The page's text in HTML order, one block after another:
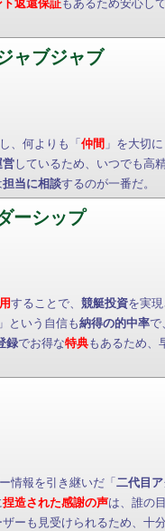
ト返還保証もあるため安心し
ャブジャブ
、何よりも「仲間 」を大切
営しているため、いつでも高
担当に相談するのが一番だ。
ーシップ
することで、競艇投資を実
」という自信も納得の的中率で
録でお得な特典もあるため、
情報を引き継いだ「二代目
捏造された感謝の声は、誰の
ザーも見受けられるため、十